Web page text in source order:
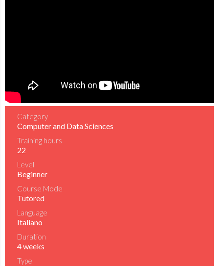
Category
Computer and Data Sciences
Training hours
22
Level
Beginner
Course Mode
Tutored
Language
Italiano
Duration
4 weeks
Type